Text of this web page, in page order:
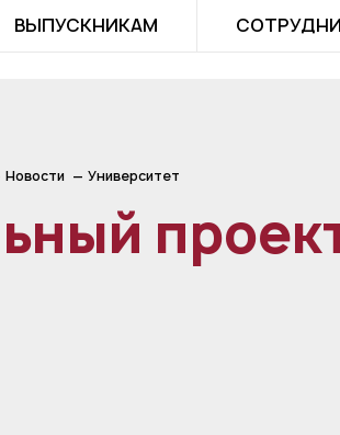
ВЫПУСКНИКАМ
Новости Университет